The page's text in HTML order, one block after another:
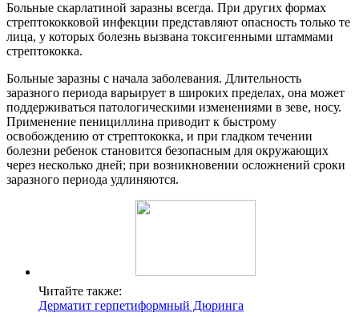
Больные скарлатиной заразны всегда. При других формах
стрептококковой инфекции представляют опасность только те
лица, у которых болезнь вызвана токсигенными штаммами
стрептококка.
Больные заразны с начала заболевания. Длительность
заразного периода варьирует в широких пределах, она может
поддерживаться патологическими изменениями в зеве, носу.
Применение пенициллина приводит к быстрому
освобождению от стрептококка, и при гладком течении
болезни ребенок становится безопасным для окружающих
через несколько дней; при возникновении осложнений сроки
заразного периода удлиняются.
Читайте также:
Дерматит герпетиформный Дюринга